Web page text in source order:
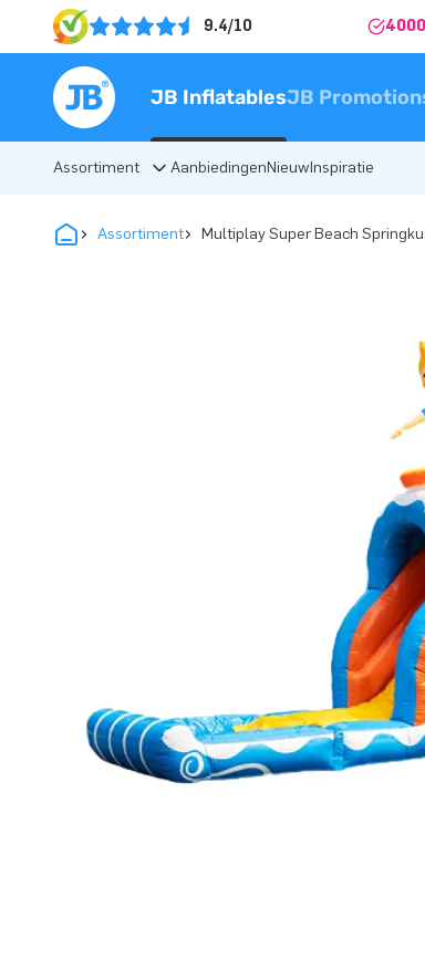
9.4/10
JB InflatablesJB
Assortiment AanbiedingenNieuwInspiratie
Assortiment Multiplay Super Beach